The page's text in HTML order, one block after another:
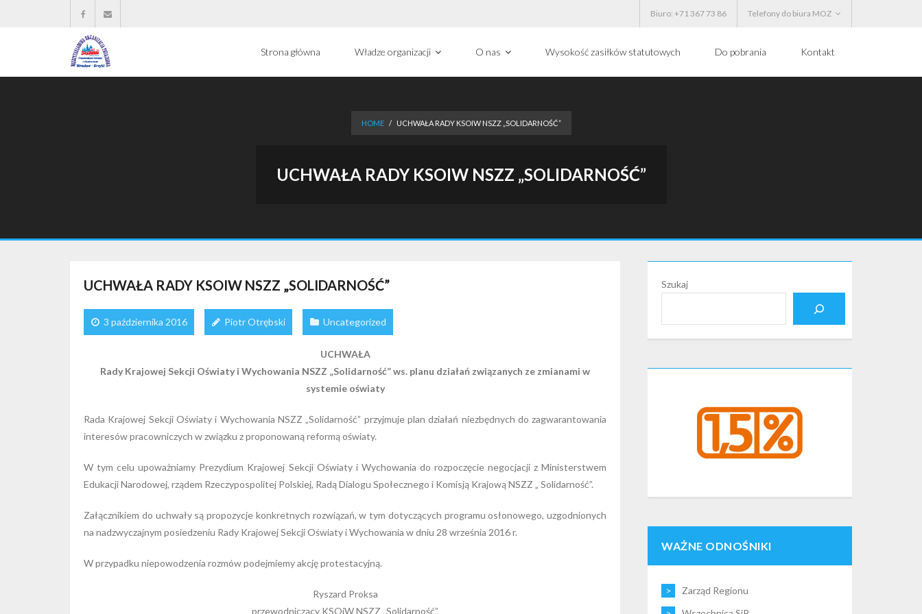
Biuro: +71 367 73 86 Telefony do biura MOZ
Strona główna Władze organizacji O nas Wysokość zasiłków statutowych Do pobrania Kontakt
HOME / UCHWAŁA RADY KSOIW NSZZ „SOLIDARNOŚĆ”
UCHWAŁA RADY KSOIW NSZZ „SOLIDARNOŚĆ”
UCHWAŁA RADY KSOIW NSZZ „SOLIDARNOŚĆ”
3 października 2016 Piotr Otrębski Uncategorized
UCHWAŁA
Rady Krajowej Sekcji Oświaty i Wychowania NSZZ „Solidarność” ws. planu działań związanych ze zmianami w
systemie oświaty
Rada Krajowej Sekcji Oświaty i Wychowania NSZZ „Solidarność” przyjmuje plan działań niezbędnych do zagwarantowania
interesów pracowniczych w związku z proponowaną reformą oświaty.
W tym celu upoważniamy Prezydium Krajowej Sekcji Oświaty i Wychowania do rozpoczęcie negocjacji z Ministerstwem
Edukacji Narodowej, rządem Rzeczypospolitej Polskiej, Radą Dialogu Społecznego i Komisją Krajową NSZZ „ Solidarność”.
Załącznikiem do uchwały są propozycje konkretnych rozwiązań, w tym dotyczących programu osłonowego, uzgodnionych
na nadzwyczajnym posiedzeniu Rady Krajowej Sekcji Oświaty i Wychowania w dniu 28 września 2016 r.
W przypadku niepowodzenia rozmów podejmiemy akcję protestacyjną.
Ryszard Proksa
przewodniczący KSOiW NSZZ „Solidarność”
Szukaj
WAŻNE ODNOŚNIKI
Zarząd Regionu